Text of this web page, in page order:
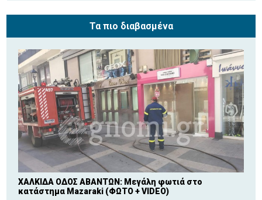
Τα πιο διαβασμένα
ΧΑΛΚΙΔΑ ΟΔΟΣ ΑΒΑΝΤΩΝ: Μεγάλη φωτιά στο
κατάστημα Mazaraki (ΦΩΤΟ + VIDEO)